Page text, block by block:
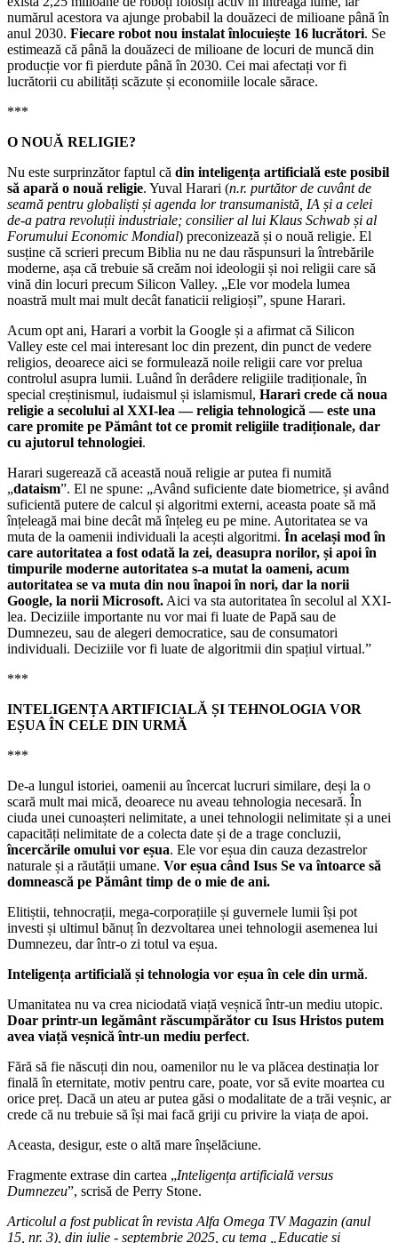
numărul acestora va ajunge probabil la douăzeci de milioane până în
anul 2030. Fiecare robot nou instalat înlocuiește 16 lucrători. Se
estimează că până la douăzeci de milioane de locuri de muncă din
producție vor fi pierdute până în 2030. Cei mai afectați vor fi
lucrătorii cu abilități scăzute și economiile locale sărace.
***
O NOUĂ RELIGIE?
Nu este surprinzător faptul că din inteligența artificială este posibil
să apară o nouă religie. Yuval Harari (n.r. purtător de cuvânt de
seamă pentru globaliști și agenda lor transumanistă, IA și a celei
de-a patra revoluții industriale; consilier al lui Klaus Schwab și al
Forumului Economic Mondial) preconizează și o nouă religie. El
susține că scrieri precum Biblia nu ne dau răspunsuri la întrebările
moderne, așa că trebuie să creăm noi ideologii și noi religii care să
vină din locuri precum Silicon Valley. „Ele vor modela lumea
noastră mult mai mult decât fanaticii religioși”, spune Harari.
Acum opt ani, Harari a vorbit la Google și a afirmat că Silicon
Valley este cel mai interesant loc din prezent, din punct de vedere
religios, deoarece aici se formulează noile religii care vor prelua
controlul asupra lumii. Luând în derâdere religiile tradiționale, în
special creștinismul, iudaismul și islamismul, Harari crede că noua
religie a secolului al XXI-lea — religia tehnologică — este una
care promite pe Pământ tot ce promit religiile tradiționale, dar
cu ajutorul tehnologiei.
Harari sugerează că această nouă religie ar putea fi numită
„dataism”. El ne spune: „Având suficiente date biometrice, și având
suficientă putere de calcul și algoritmi externi, aceasta poate să mă
înțeleagă mai bine decât mă înțeleg eu pe mine. Autoritatea se va
muta de la oamenii individuali la acești algoritmi. În același mod în
care autoritatea a fost odată la zei, deasupra norilor, și apoi în
timpurile moderne autoritatea s-a mutat la oameni, acum
autoritatea se va muta din nou înapoi în nori, dar la norii
Google, la norii Microsoft. Aici va sta autoritatea în secolul al XXI-
lea. Deciziile importante nu vor mai fi luate de Papă sau de
Dumnezeu, sau de alegeri democratice, sau de consumatori
individuali. Deciziile vor fi luate de algoritmii din spațiul virtual.”
***
INTELIGENȚA ARTIFICIALĂ ȘI TEHNOLOGIA VOR
EȘUA ÎN CELE DIN URMĂ
***
De-a lungul istoriei, oamenii au încercat lucruri similare, deși la o
scară mult mai mică, deoarece nu aveau tehnologia necesară. În
ciuda unei cunoașteri nelimitate, a unei tehnologii nelimitate și a unei
capacități nelimitate de a colecta date și de a trage concluzii,
încercările omului vor eșua. Ele vor eșua din cauza dezastrelor
naturale și a răutății umane. Vor eșua când Isus Se va întoarce să
domnească pe Pământ timp de o mie de ani.
Elitiștii, tehnocrații, mega-corporațiile și guvernele lumii își pot
investi și ultimul bănuț în dezvoltarea unei tehnologii asemenea lui
Dumnezeu, dar într-o zi totul va eșua.
Inteligența artificială și tehnologia vor eșua în cele din urmă.
Umanitatea nu va crea niciodată viață veșnică într-un mediu utopic.
Doar printr-un legământ răscumpărător cu Isus Hristos putem
avea viață veșnică într-un mediu perfect.
Fără să fie născuți din nou, oamenilor nu le va plăcea destinația lor
finală în eternitate, motiv pentru care, poate, vor să evite moartea cu
orice preț. Dacă un ateu ar putea găsi o modalitate de a trăi veșnic, ar
crede că nu trebuie să își mai facă griji cu privire la viața de apoi.
Aceasta, desigur, este o altă mare înșelăciune.
Fragmente extrase din cartea „Inteligența artificială versus
Dumnezeu”, scrisă de Perry Stone.
Articolul a fost publicat în revista Alfa Omega TV Magazin (anul
15, nr. 3), din iulie - septembrie 2025, cu tema „Educație și